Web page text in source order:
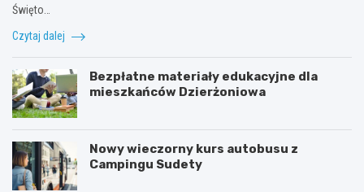
Święto…
Czytaj dalej
Bezpłatne materiały edukacyjne dla
mieszkańców Dzierżoniowa
Nowy wieczorny kurs autobusu z
Campingu Sudety